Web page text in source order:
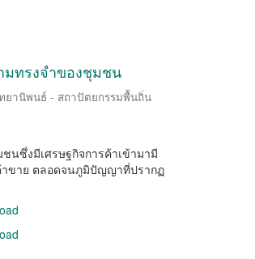
มทรงจำของชุมชน
ยานิพนธ์ - สถาปัตยกรรมพื้นถิ่น
นซึ่งมีเศรษฐกิจการค้าเข้ามามี
าขาย ตลอดจนภูมิปัญญาที่ปรากฏ